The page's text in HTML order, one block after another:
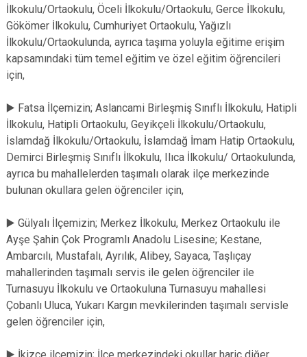
İlkokulu/Ortaokulu, Öceli İlkokulu/Ortaokulu, Gerce İlkokulu,
Gökömer İlkokulu, Cumhuriyet Ortaokulu, Yağızlı
İlkokulu/Ortaokulunda, ayrıca taşıma yoluyla eğitime erişim
kapsamındaki tüm temel eğitim ve özel eğitim öğrencileri
için,
▶️ Fatsa İlçemizin; Aslancami Birleşmiş Sınıflı İlkokulu, Hatipli
İlkokulu, Hatipli Ortaokulu, Geyikçeli İlkokulu/Ortaokulu,
İslamdağ İlkokulu/Ortaokulu, İslamdağ İmam Hatip Ortaokulu,
Demirci Birleşmiş Sınıflı İlkokulu, Ilıca İlkokulu/ Ortaokulunda,
ayrıca bu mahallelerden taşımalı olarak ilçe merkezinde
bulunan okullara gelen öğrenciler için,
▶️ Gülyalı İlçemizin; Merkez İlkokulu, Merkez Ortaokulu ile
Ayşe Şahin Çok Programlı Anadolu Lisesine; Kestane,
Ambarcılı, Mustafalı, Ayrılık, Alibey, Sayaca, Taşlıçay
mahallerinden taşımalı servis ile gelen öğrenciler ile
Turnasuyu İlkokulu ve Ortaokuluna Turnasuyu mahallesi
Çobanlı Uluca, Yukarı Kargın mevkilerinden taşımalı servisle
gelen öğrenciler için,